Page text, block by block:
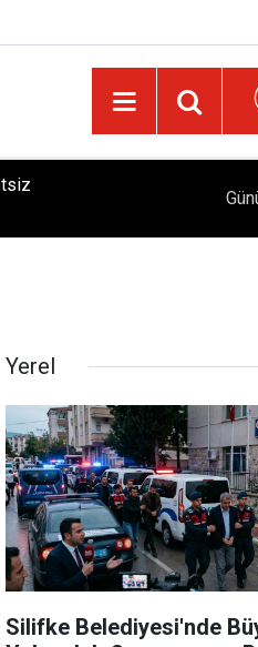
Sağlıklı
Yerel
Silifke Belediyesi'nde